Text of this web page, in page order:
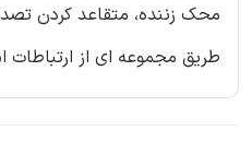
محک زننده، متقاعد کردن
طریق مجموعه ای از